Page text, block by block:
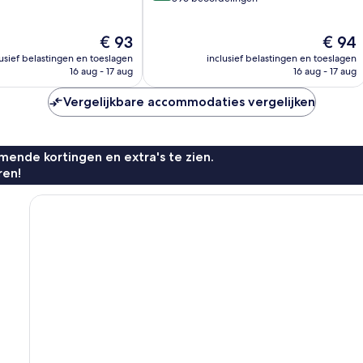
De
prijs
is
€ 93
belastingen en toeslagen
16 aug - 17 aug
De
prijs
is
€ 94
inclusief belastingen en toeslagen
16 aug - 17 aug
Vergelijkbare accommodaties vergelijken
kortingen en extra's te zien.